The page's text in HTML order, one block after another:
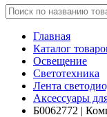
Главная
Каталог
Освещение
Светотехника
Лента
Аксессуары
Б0062772 |